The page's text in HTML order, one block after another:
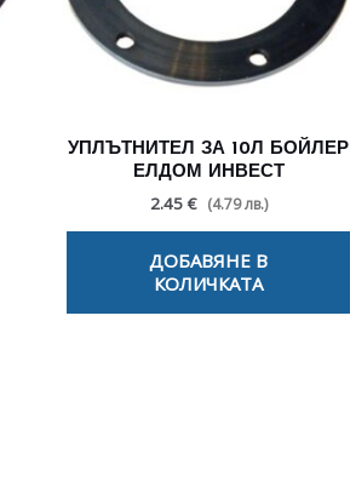
УПЛЪТНИТЕЛ ЗА 10Л БОЙЛЕР
ЕЛДОМ ИНВЕСТ
2.45 € (4.79 лв.)
ДОБАВЯНЕ В
КОЛИЧКАТА